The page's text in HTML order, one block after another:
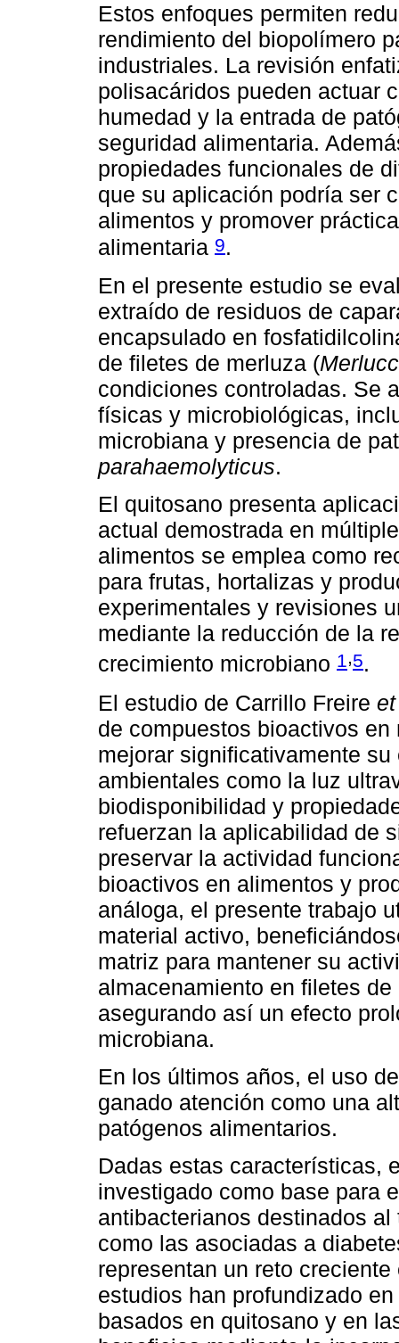
Estos enfoques permiten
rendimiento del biopolímero
industriales. La revisión
polisacáridos pueden actuar
humedad y la entrada de
seguridad alimentaria.
propiedades funcionales de
que su aplicación podría ser
alimentos y promover
alimentaria 9.
En el presente estudio se
extraído de residuos de
encapsulado en
de filetes de merluza (
condiciones controladas. Se
físicas y microbiológicas,
microbiana y presencia de
parahaemolyticus.
El quitosano presenta
actual demostrada en
alimentos se emplea como
para frutas, hortalizas y
experimentales y revisiones
mediante la reducción de la
crecimiento microbiano 1,5.
El estudio de Carrillo Freire
de compuestos bioactivos
mejorar significativamente
ambientales como la luz
biodisponibilidad y
refuerzan la aplicabilidad de
preservar la actividad
bioactivos en alimentos y
análoga, el presente trabajo
material activo,
matriz para mantener su
almacenamiento en filetes de
asegurando así un efecto
microbiana.
En los últimos años, el uso
ganado atención como una
patógenos alimentarios.
Dadas estas características,
investigado como base para
antibacterianos destinados
como las asociadas a
representan un reto
estudios han profundizado
basados en quitosano y en